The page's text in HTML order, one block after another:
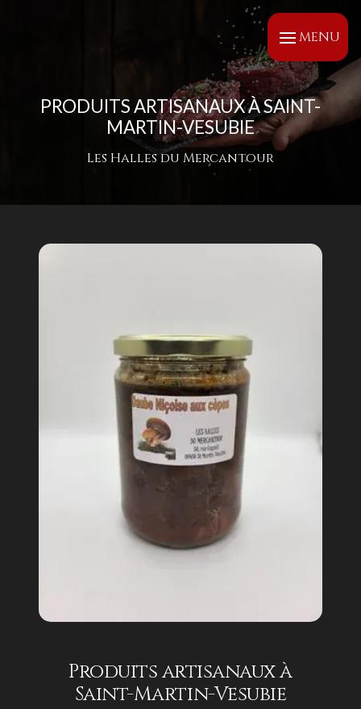
MENU
PRODUITS ARTISANAUX À SAINT-
MARTIN-VESUBIE
Les Halles du Mercantour
Produits artisanaux à
Saint-Martin-Vesubie